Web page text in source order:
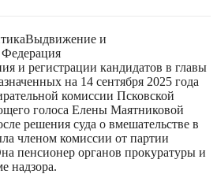
Выдвижение и
Федерация
и регистрации кандидатов в главы
на 14 сентября 2025 года
комиссии Псковской
голоса Елены Маятниковой
решения суда о вмешательстве в
членом комиссии от партии
пенсионер органов прокуратуры и
надзора.